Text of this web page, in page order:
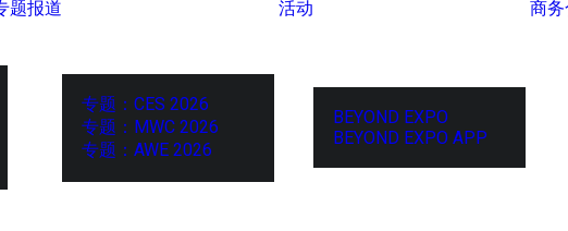
题报道
专题：CES 2026
专题：MWC 2026
专题：AWE 2026
活动
BEYOND EXPO
BEYOND EXPO APP
商